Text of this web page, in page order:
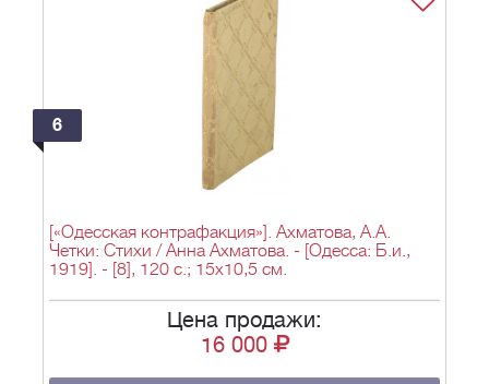
6
[«Одесская контрафакция»]. Ахматова, А.А.
Четки: Стихи / Анна Ахматова. - [Одесса: Б.и.,
1919]. - [8], 120 c.; 15x10,5 см.
Цена продажи:
16 000